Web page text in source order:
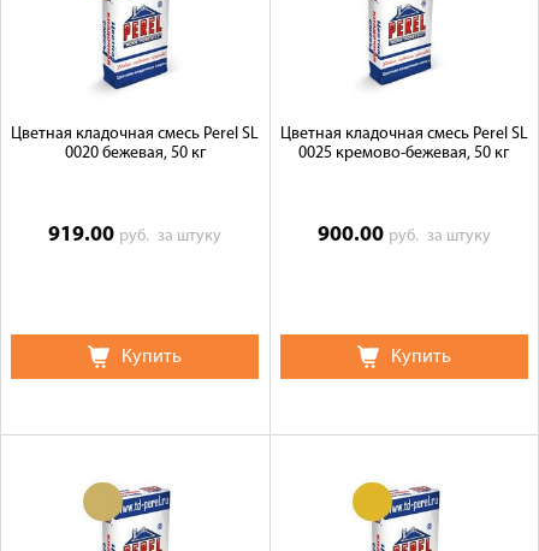
Цветная кладочная смесь Perel SL
0020 бежевая, 50 кг
919.00 руб.за штуку
Купить
Цветная кладочная смесь Perel SL
0025 кремово-бежевая, 50 кг
900.00 руб. за штуку
Купить